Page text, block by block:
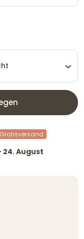
Gratisversand
24. August